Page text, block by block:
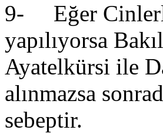
9- Eğer
yapılıyorsa
Ayatelkürsi ile
alınmazsa
sebeptir.